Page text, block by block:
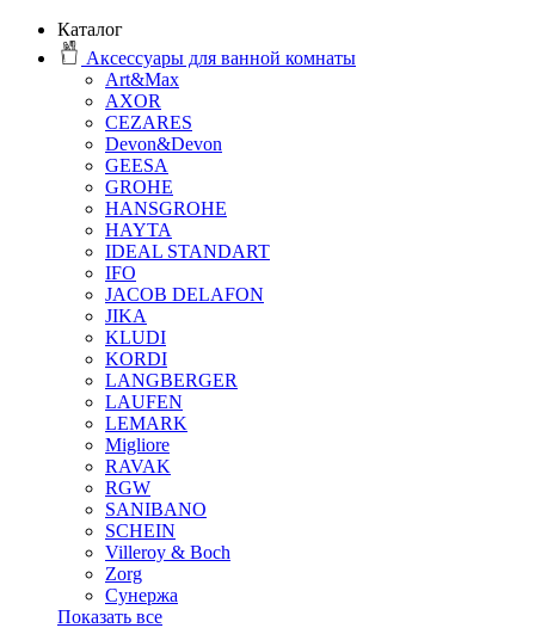
Каталог
Аксессуары для ванной комнаты
Art&Max
AXOR
CEZARES
Devon&Devon
GEESA
GROHE
HANSGROHE
HAYTA
IDEAL STANDART
IFO
JACOB DELAFON
JIKA
KLUDI
KORDI
LANGBERGER
LAUFEN
LEMARK
Migliore
RAVAK
RGW
SANIBANO
SCHEIN
Villeroy & Boch
Zorg
Сунержа
Показать все